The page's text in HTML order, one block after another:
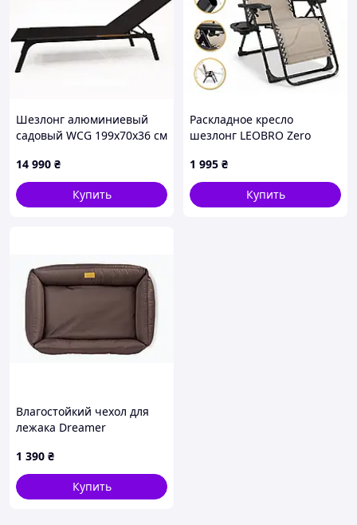
Шезлонг алюминиевый
садовый WCG 199х70х36 см
бассейна, террасы и дачи
(Графитовый)
14 990 ₴
Купить
Раскладное кресло
шезлонг LEOBRO Zero
ZGC-G2-BEI), Оригінал!
1 995 ₴
Купить
Влагостойкий чехол для
лежака Dreamer
1 390 ₴
Купить